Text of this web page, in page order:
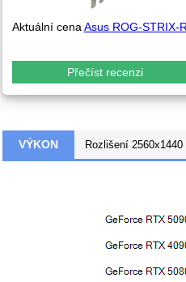
Aktuální cena Asus ROG-STRIX-
Přečíst recenzi
VÝKON